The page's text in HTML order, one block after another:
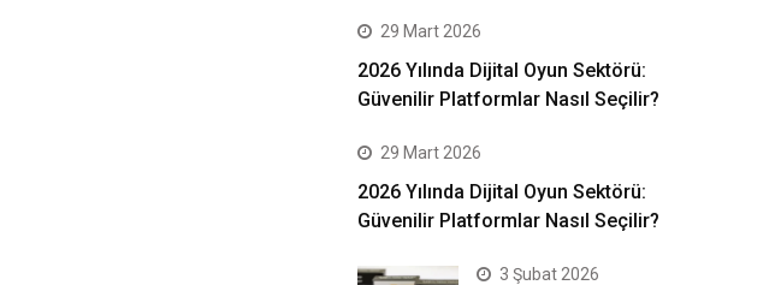
29 Mart 2026
2026 Yılında Dijital Oyun Sektörü:
Güvenilir Platformlar Nasıl Seçilir?
29 Mart 2026
2026 Yılında Dijital Oyun Sektörü:
Güvenilir Platformlar Nasıl Seçilir?
3 Şubat 2026